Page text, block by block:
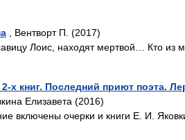
, Вентворт П. (2017)
Лоис, находят мертвой… Кто из
х книг. Последний приют поэта.
Елизавета (2016)
включены очерки и книги Е. И.